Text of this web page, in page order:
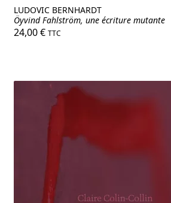
LUDOVIC BERNHARDT
Öyvind Fahlström, une écriture mutante
24,00€ TTC